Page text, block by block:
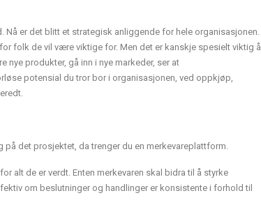
Nå er det blitt et strategisk anliggende for hele organisasjonen.
folk de vil være viktige for. Men det er kanskje spesielt viktig å
nye produkter, gå inn i nye markeder, ser at
potensial du tror bor i organisasjonen, ved oppkjøp,
det prosjektet, da trenger du en merkevareplattform.
alt de er verdt. Enten merkevaren skal bidra til å styrke
om beslutninger og handlinger er konsistente i forhold til